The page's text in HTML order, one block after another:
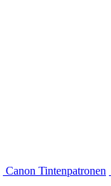
Canon Tintenpatronen